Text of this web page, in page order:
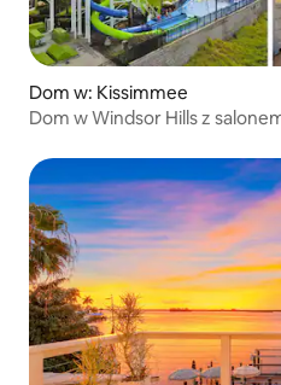
Dom w: Kissimmee
Dom w Windsor Hills z